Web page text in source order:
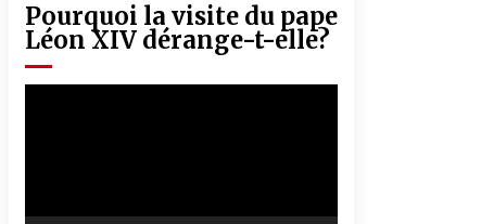
Pourquoi la visite du pape
Léon XIV dérange-t-elle?